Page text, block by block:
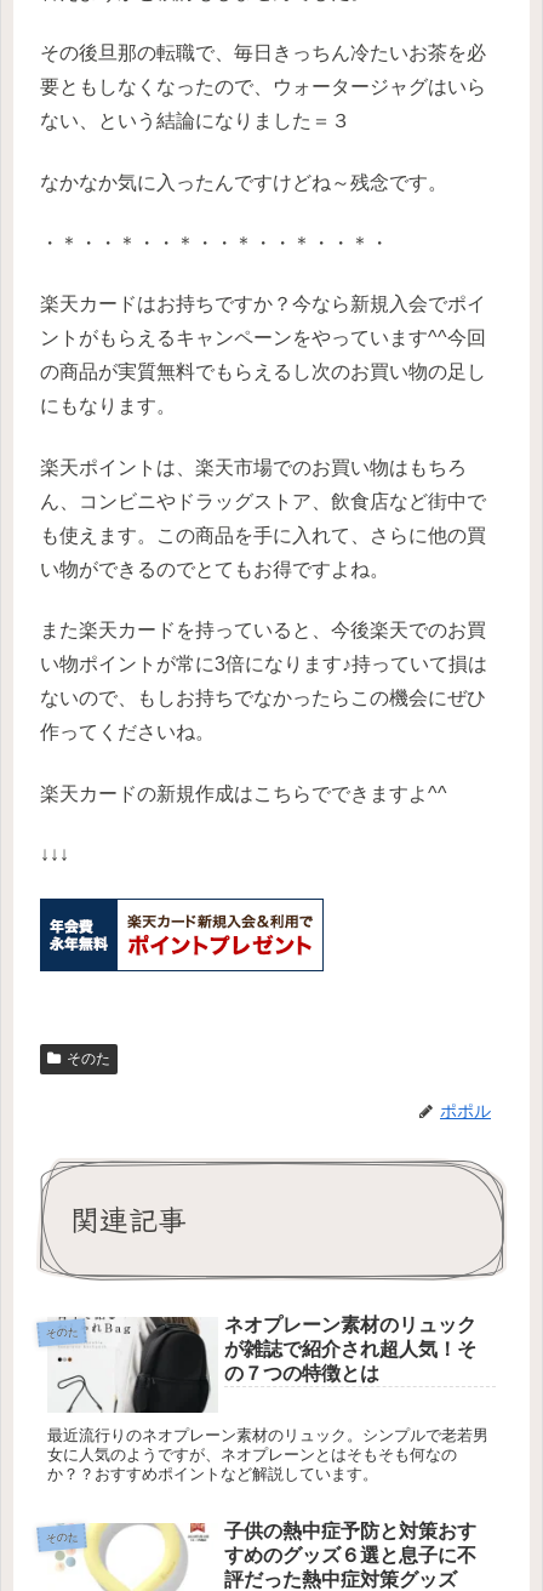
その後旦那の転職で、毎日きっちん冷たいお茶を必
要ともしなくなったので、ウォータージャグはいら
ない、という結論になりました＝３
なかなか気に入ったんですけどね～残念です。
・＊・・＊・・＊・・＊・・＊・・＊・
楽天カードはお持ちですか？今なら新規入会でポイ
ントがもらえるキャンペーンをやっています^^今回
の商品が実質無料でもらえるし次のお買い物の足し
にもなります。
楽天ポイントは、楽天市場でのお買い物はもちろ
ん、コンビニやドラッグストア、飲食店など街中で
も使えます。この商品を手に入れて、さらに他の買
い物ができるのでとてもお得ですよね。
また楽天カードを持っていると、今後楽天でのお買
い物ポイントが常に3倍になります♪持っていて損は
ないので、もしお持ちでなかったらこの機会にぜひ
作ってくださいね。
楽天カードの新規作成はこちらでできますよ^^
↓↓↓
そのた
ポポル
関連記事
そのた
ネオプレーン素材のリュック
が雑誌で紹介され超人気！そ
の７つの特徴とは
最近流行りのネオプレーン素材のリュック。シンプルで老若男
女に人気のようですが、ネオプレーンとはそもそも何なの
か？？おすすめポイントなど解説しています。
そのた
子供の熱中症予防と対策おす
すめのグッズ６選と息子に不
評だった熱中症対策グッズ